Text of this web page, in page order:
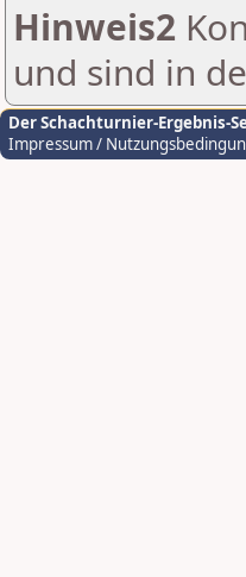
Hinweis2
und sind in
Der Schachturnier-Ergebnis-
Impressum /